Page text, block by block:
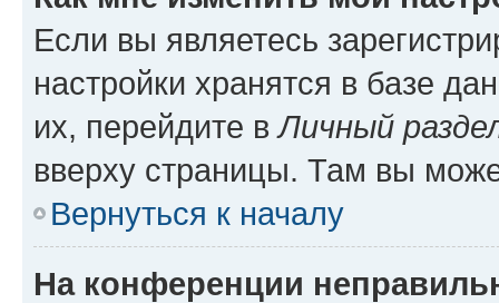
Если вы являетесь
настройки хранятся в базе
их, перейдите вЛичный
вверху страницы. Там вы
Вернуться к началу
На конференции